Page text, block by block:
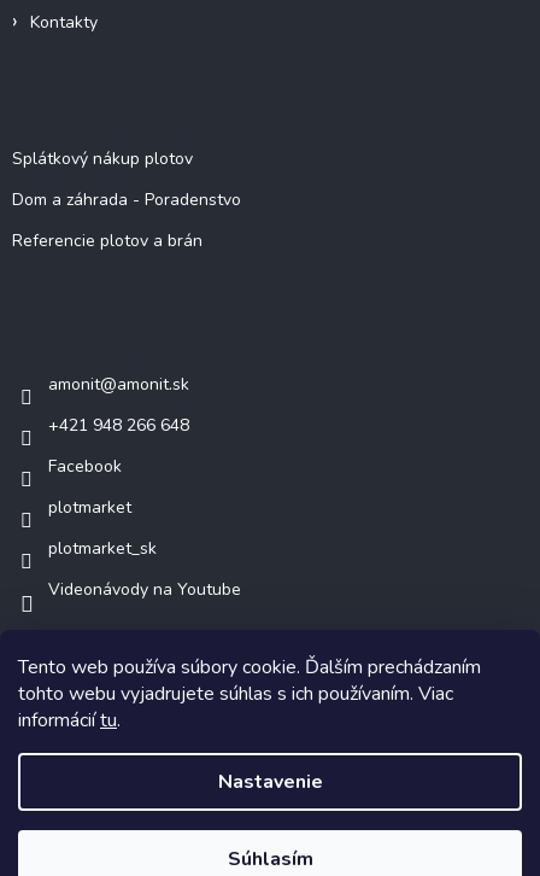
Tento web používa súbory cookie. Ďalším prechádzaním
tohto webu vyjadrujete súhlas s ich používaním. Viac
informáciítu.
Nastavenie
Súhlasím
Kontakty
Splátkový nákup plotov
Dom a záhrada - Poradenstvo
Referencie plotov a brán
amonit@amonit.sk
+421 948 266 648
Facebook
plotmarket
plotmarket_sk
Videonávody na Youtube
Copyright 2026AMONIT.sk. Všetky práva vyhradené.